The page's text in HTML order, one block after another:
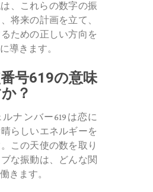
、これらの数字の振
将来の計画を立て、
ための正しい方向を
導きます。
号619の意味
？
ナンバー619は恋に
らしいエネルギーを
この天使の数を取り
な振動は、どんな関
きます。